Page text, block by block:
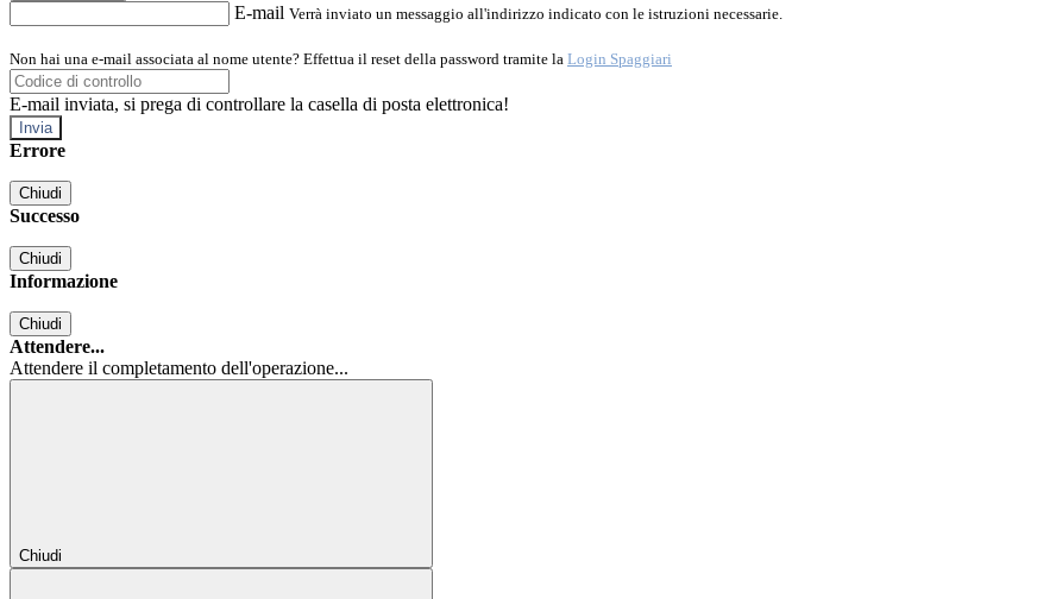
E-mail Verrà inviato un messaggio all'indirizzo indicato con le istruzioni necessarie.
Non hai una e-mail associata al nome utente? Effettua il reset della password tramite la Login Spaggiari
E-mail inviata, si prega di controllare la casella di posta elettronica!
Errore
Chiudi
Successo
Chiudi
Informazione
Chiudi
Attendere...
Attendere il completamento dell'operazione...
Chiudi